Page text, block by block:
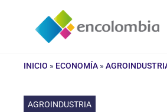
contenido
INICIO » ECONOMÍA »
AGROINDUSTRIA